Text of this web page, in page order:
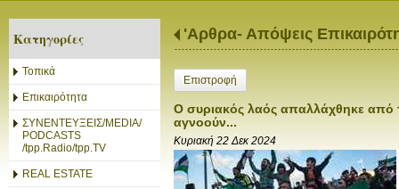
Κατηγορίες
Τοπικά
Επικαιρότητα
ΣΥΝΕΝΤΕΥΞΕΙΣ/MEDIA/
PODCASTS
/tpp.Radio/tpp.TV
REAL ESTATE
'Αρθρα- Απόψεις
Επιστροφή
Ο συριακός λαός απαλλάχθηκε από
αγνοούν...
Κυριακή 22 Δεκ 2024